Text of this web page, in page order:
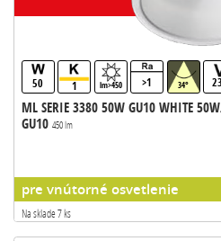
50 1 lm>450 >1 34°
ML SERIE 3380 50W GU10 WHITE
GU10 450 lm
pre vnútorné osvetlenie
Na sklade 7 ks